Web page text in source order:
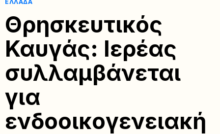
ΕΛΛΆΔΑ
Θρησκευτικός
Καυγάς: Ιερέας
συλλαμβάνεται
για
ενδοοικογενειακή